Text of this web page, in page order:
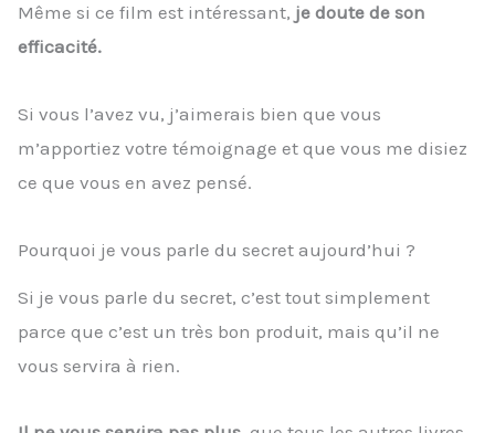
Même si ce film est intéressant, je doute de son
efficacité.
Si vous l’avez vu, j’aimerais bien que vous
m’apportiez votre témoignage et que vous me disiez
ce que vous en avez pensé.
Pourquoi je vous parle du secret aujourd’hui ?
Si je vous parle du secret, c’est tout simplement
parce que c’est un très bon produit, mais qu’il ne
vous servira à rien.